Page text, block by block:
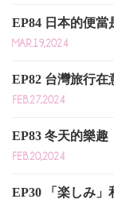
EP84 日本的便
MAR.19,2024
EP82 台灣旅行
FEB.27,2024
EP83 冬天的樂
FEB.20,2024
EP30 「楽しみ